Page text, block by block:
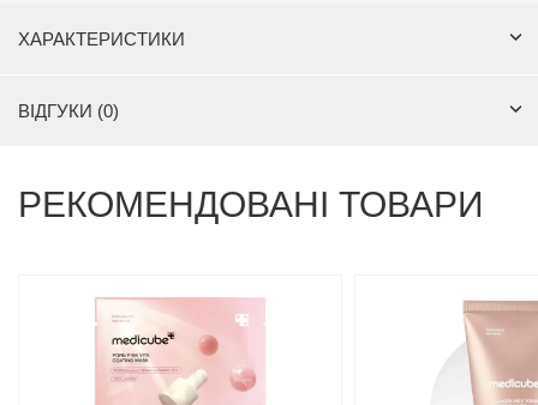
ХАРАКТЕРИСТИКИ
ВІДГУКИ (0)
РЕКОМЕНДОВАНІ ТОВАРИ